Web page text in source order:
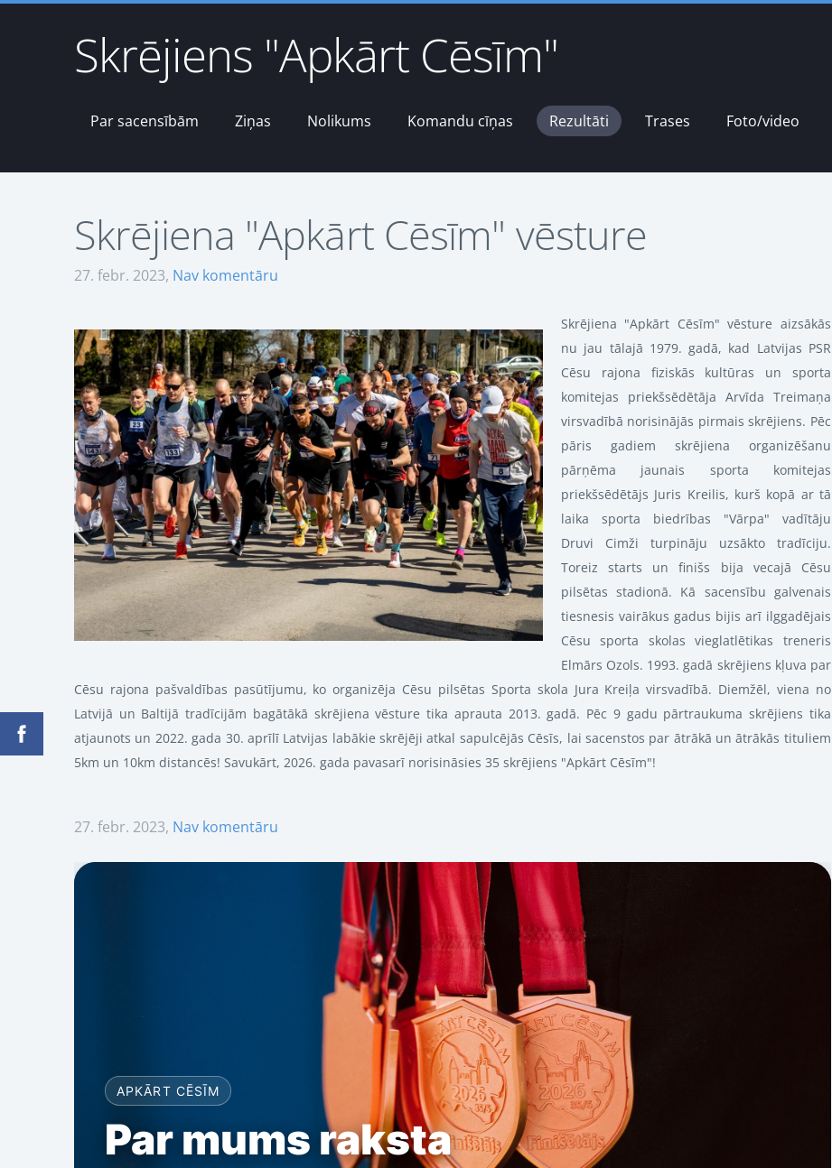
Skrējiens "Apkārt Cēsīm"
Par sacensībām Ziņas Nolikums Komandu cīņas Rezultāti Trases Foto/video
Skrējiena "Apkārt Cēsīm" vēsture
27. febr. 2023, Nav komentāru
Skrējiena "Apkārt Cēsīm" vēsture aizsākās
nu jau tālajā 1979. gadā, kad Latvijas PSR
Cēsu rajona fiziskās kultūras un sporta
komitejas priekšsēdētāja Arvīda Treimaņa
virsvadībā norisinājās pirmais skrējiens. Pēc
pāris gadiem skrējiena organizēšanu
pārņēma jaunais sporta komitejas
priekšsēdētājs Juris Kreilis, kurš kopā ar tā
laika sporta biedrības "Vārpa" vadītāju
Druvi Cimži turpināju uzsākto tradīciju.
Toreiz starts un finišs bija vecajā Cēsu
pilsētas stadionā. Kā sacensību galvenais
tiesnesis vairākus gadus bijis arī ilggadējais
Cēsu sporta skolas vieglatlētikas treneris
Elmārs Ozols. 1993. gadā skrējiens kļuva par
Cēsu rajona pašvaldības pasūtījumu, ko organizēja Cēsu pilsētas Sporta skola Jura Kreiļa virsvadībā. Diemžēl, viena no
Latvijā un Baltijā tradīcijām bagātākā skrējiena vēsture tika aprauta 2013. gadā. Pēc 9 gadu pārtraukuma skrējiens tika
atjaunots un 2022. gada 30. aprīlī Latvijas labākie skrējēji atkal sapulcējās Cēsīs, lai sacenstos par ātrākā un ātrākās tituliem
5km un 10km distancēs! Savukārt, 2026. gada pavasarī norisināsies 35 skrējiens "Apkārt Cēsīm"!
27. febr. 2023, Nav komentāru